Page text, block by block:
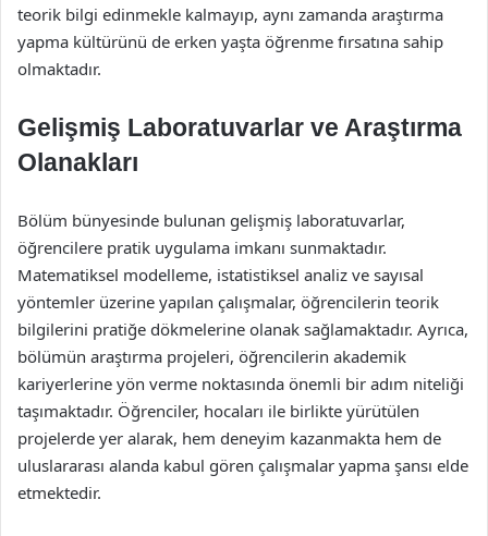
teorik bilgi edinmekle kalmayıp, aynı zamanda araştırma
yapma kültürünü de erken yaşta öğrenme fırsatına sahip
olmaktadır.
Gelişmiş Laboratuvarlar ve Araştırma
Olanakları
Bölüm bünyesinde bulunan gelişmiş laboratuvarlar,
öğrencilere pratik uygulama imkanı sunmaktadır.
Matematiksel modelleme, istatistiksel analiz ve sayısal
yöntemler üzerine yapılan çalışmalar, öğrencilerin teorik
bilgilerini pratiğe dökmelerine olanak sağlamaktadır. Ayrıca,
bölümün araştırma projeleri, öğrencilerin akademik
kariyerlerine yön verme noktasında önemli bir adım niteliği
taşımaktadır. Öğrenciler, hocaları ile birlikte yürütülen
projelerde yer alarak, hem deneyim kazanmakta hem de
uluslararası alanda kabul gören çalışmalar yapma şansı elde
etmektedir.